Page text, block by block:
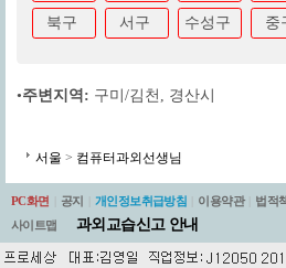
북구 서구 수성구 중
•주변지역: 구미/김천 , 경산시
서울 > 컴퓨터과외선생님
PC화면 공지 개인정보취급방침 이용약관 법적
사이트맵
과외교습신고 안내